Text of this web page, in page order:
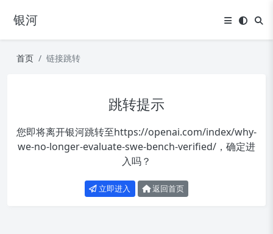
银河
首页 链接跳转
跳转提示
您即将离开银河跳转至https://openai.com/index/why-
we-no-longer-evaluate-swe-bench-verified/ ，确定进
入吗？
立即进入 返回首页